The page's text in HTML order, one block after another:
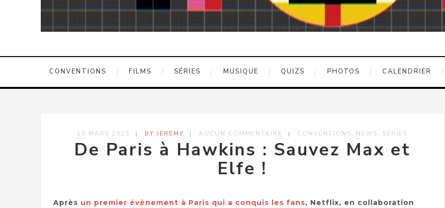
CONVENTIONS FILMS SÉRIES MUSIQUE QUIZS PHOTOS CALENDRIER
10 MARS 2023 BY JEREMY AUCUN COMMENTAIRE CONVENTIONS, NEWS, SÉRIES
De Paris à Hawkins : Sauvez Max et
Elfe !
Après un premier évènement à Paris qui a conquis les fans, Netflix, en collaboration